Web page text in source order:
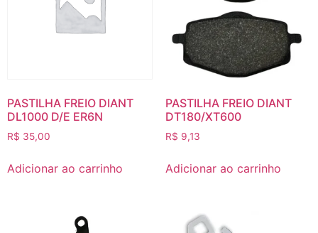
PASTILHA FREIO DIANT
DL1000 D/E ER6N
R$ 35,00
Adicionar ao carrinho
PASTILHA FREIO DIANT
DT180/XT600
R$ 9,13
Adicionar ao carrinho